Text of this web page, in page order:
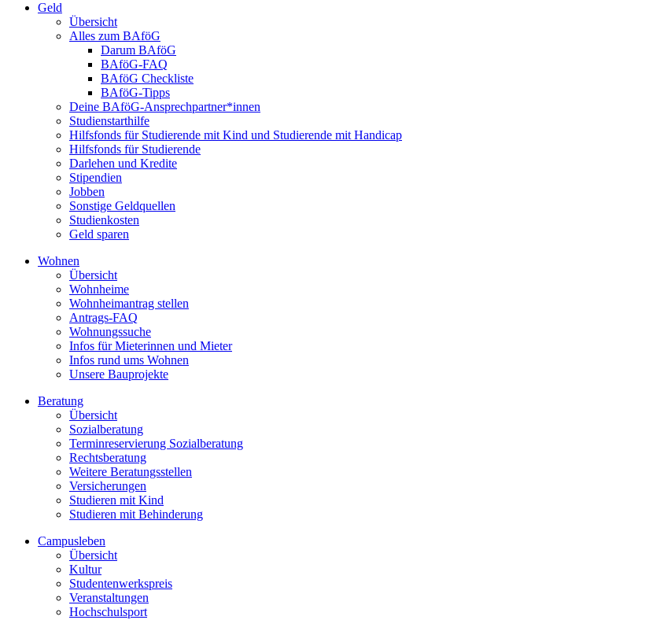
Geld
Übersicht
Alles zum BAföG
Darum BAföG
BAföG-FAQ
BAföG Checkliste
BAföG-Tipps
Deine BAföG-Ansprechpartner*innen
Studienstarthilfe
Hilfsfonds für Studierende mit Kind und Studierende mit Handicap
Hilfsfonds für Studierende
Darlehen und Kredite
Stipendien
Jobben
Sonstige Geldquellen
Studienkosten
Geld sparen
Wohnen
Übersicht
Wohnheime
Wohnheimantrag stellen
Antrags-FAQ
Wohnungssuche
Infos für Mieterinnen und Mieter
Infos rund ums Wohnen
Unsere Bauprojekte
Beratung
Übersicht
Sozialberatung
Terminreservierung Sozialberatung
Rechtsberatung
Weitere Beratungsstellen
Versicherungen
Studieren mit Kind
Studieren mit Behinderung
Campusleben
Übersicht
Kultur
Studentenwerkspreis
Veranstaltungen
Hochschulsport